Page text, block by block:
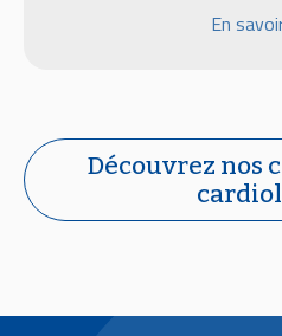
En
Découvrez nos